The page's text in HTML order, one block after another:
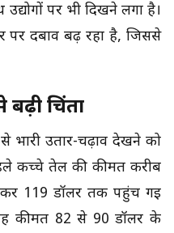
पर भी दिखने लगा है।
पर दबाव बढ़ रहा है, जिससे
बढ़ी चिंता
उतार-चढ़ाव देखने को
कच्चे तेल की कीमत करीब
119 डॉलर तक पहुंच गई
कीमत 82 से 90 डॉलर के